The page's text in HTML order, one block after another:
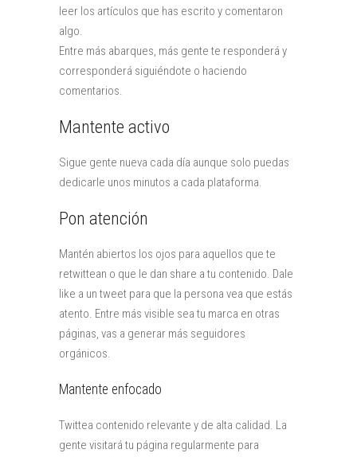
leer los artículos que has escrito y comentaron
algo.
Entre más abarques, más gente te responderá y
corresponderá siguiéndote o haciendo
comentarios.
Mantente activo
Sigue gente nueva cada día aunque solo puedas
dedicarle unos minutos a cada plataforma.
Pon atención
Mantén abiertos los ojos para aquellos que te
retwittean o que le dan share a tu contenido. Dale
like a un tweet para que la persona vea que estás
atento. Entre más visible sea tu marca en otras
páginas, vas a generar más seguidores
orgánicos.
Mantente enfocado
Twittea contenido relevante y de alta calidad. La
gente visitará tu página regularmente para